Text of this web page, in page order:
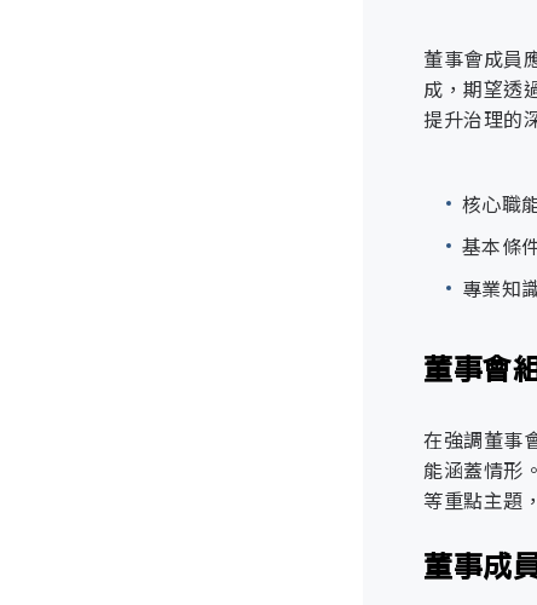
董事會成員
成，期望透
提升治理的
核心職
基本條
專業知
董事會
在強調董事
能涵蓋情形
等重點主題
董事成
管理策略
目標
反貪腐
檢舉申
權責單位
職稱
資通安全
資訊安全
資通安全
精進產品
客戶滿
客戶滿
客訴管
供應商
評分級距